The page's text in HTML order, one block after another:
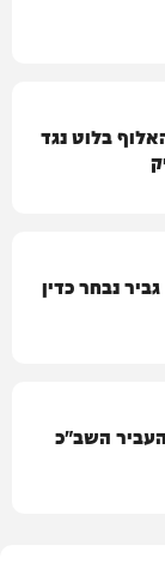
בלוט נגד
נבחר כדין
השב"כ